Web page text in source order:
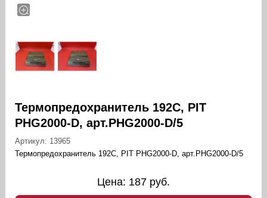
Термопредохранитель 192C, PIT
PHG2000-D, арт.PHG2000-D/5
Артикул: 13965
Термопредохранитель 192C, PIT PHG2000-D, арт.PHG2000-D/5
Цена: 187 руб.